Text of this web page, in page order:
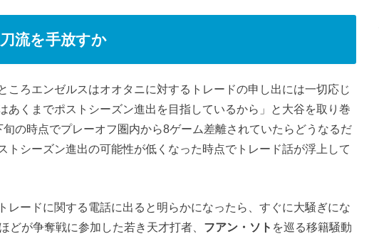
流を手放すか
ころエンゼルスはオオタニに対するトレードの申し出には一切応じ
あくまでポストシーズン進出を目指しているから」と大谷を取り巻
の時点でプレーオフ圏内から8ゲーム差離されていたらどうなるだ
トシーズン進出の可能性が低くなった時点でトレード話が浮上して
レードに関する電話に出ると明らかになったら、すぐに大騒ぎにな
どが争奪戦に参加した若き天才打者、 フアン・ソト を巡る移籍騒動